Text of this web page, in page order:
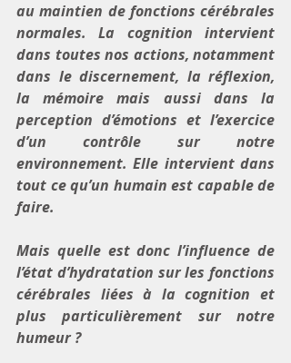
au maintien de fonctions cérébrales
normales. La cognition intervient
dans toutes nos actions, notamment
dans le discernement, la réflexion,
la mémoire mais aussi dans la
perception d’émotions et l’exercice
d’un contrôle sur notre
environnement. Elle intervient dans
tout ce qu’un humain est capable de
faire.
Mais quelle est donc l’influence de
l’état d’hydratation sur les fonctions
cérébrales liées à la cognition et
plus particulièrement sur notre
humeur ?